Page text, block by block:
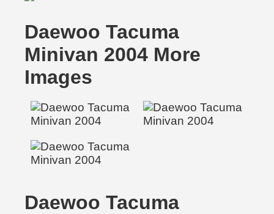
Daewoo Tacuma
Minivan 2004 More
Images
Daewoo Tacuma